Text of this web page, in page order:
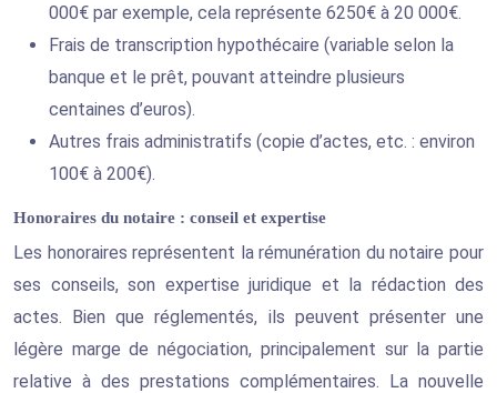
000€ par exemple, cela représente 6250€ à 20 000€.
Frais de transcription hypothécaire (variable selon la
banque et le prêt, pouvant atteindre plusieurs
centaines d’euros).
Autres frais administratifs (copie d’actes, etc. : environ
100€ à 200€).
Honoraires du notaire : conseil et expertise
Les honoraires représentent la rémunération du notaire pour
ses conseils, son expertise juridique et la rédaction des
actes. Bien que réglementés, ils peuvent présenter une
légère marge de négociation, principalement sur la partie
relative à des prestations complémentaires. La nouvelle